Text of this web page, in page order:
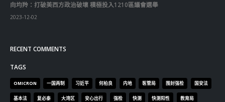
向均羚：打破美西方政治破壞 積極投入1210區議會選舉
2023-12-02
RECENT COMMENTS
TAGS
OMICRON 一国两制 习近平 何柏良 内地 医管局 围封强检 国安法
基本法 复必泰 大湾区 安心出行 强检 快测 快测阳性 教育局